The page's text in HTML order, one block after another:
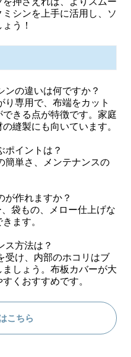
シンを上手に活用し、ソ
う！
ンの違いは何ですか？
専用で、布端をカット
きる点が特徴です。家庭
縫製にも向いています。
ポイントは？
簡単さ、メンテナンスの
が作れますか？
袋もの、メロー仕上げな
ます。
ス方法は？
受け、内部のホコリはブ
しょう。布板カバーが大
くおすすめです。
こちら